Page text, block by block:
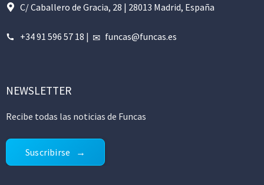
C/ Caballero de Gracia, 28 | 28013 Madrid, España
+34 91 596 57 18 | funcas@funcas.es
NEWSLETTER
Recibe todas las noticias de Funcas
Suscribirse